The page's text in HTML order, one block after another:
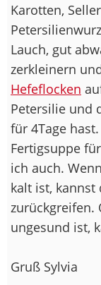
Karotten,
Lauch, gut
zerkleinern
Hefeflocken
Petersilie und
für 4Tage
Fertigsuppe
ich auch.
kalt ist, kannst
zurückgreifen.
ungesund ist,
Gruß Sylvia